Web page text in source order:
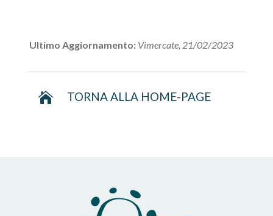
Ultimo Aggiornamento: Vimercate, 21/02/2023
 TORNA ALLA HOME-PAGE